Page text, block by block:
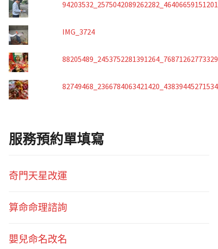
IMG_3724
服務預約單填寫
奇門天星改運
算命命理諮詢
嬰兒命名改名